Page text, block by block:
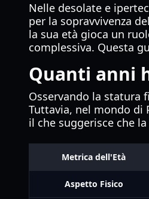
Nelle desolate e
per la sopravvivenza
la sua età gioca un
complessiva. Questa
Quanti anni
Osservando la statura
Tuttavia, nel mondo di
il che suggerisce che
Metrica dell'Età
Aspetto Fisico